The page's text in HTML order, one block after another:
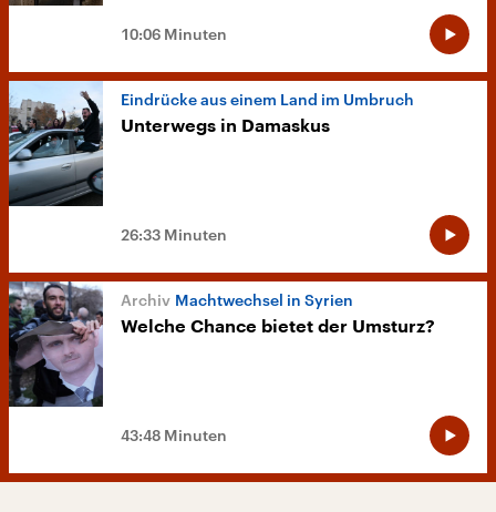
10:06 Minuten
Eindrücke aus einem Land im Umbruch
Unterwegs in Damaskus
26:33 Minuten
Machtwechsel in Syrien
Welche Chance bietet der Umsturz?
43:48 Minuten